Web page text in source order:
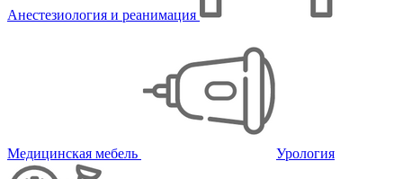
Анестезиология и реанимация
Медицинская мебель Урология